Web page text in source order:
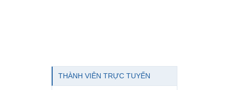
THÀNH VIÊN TRỰC TUYẾN